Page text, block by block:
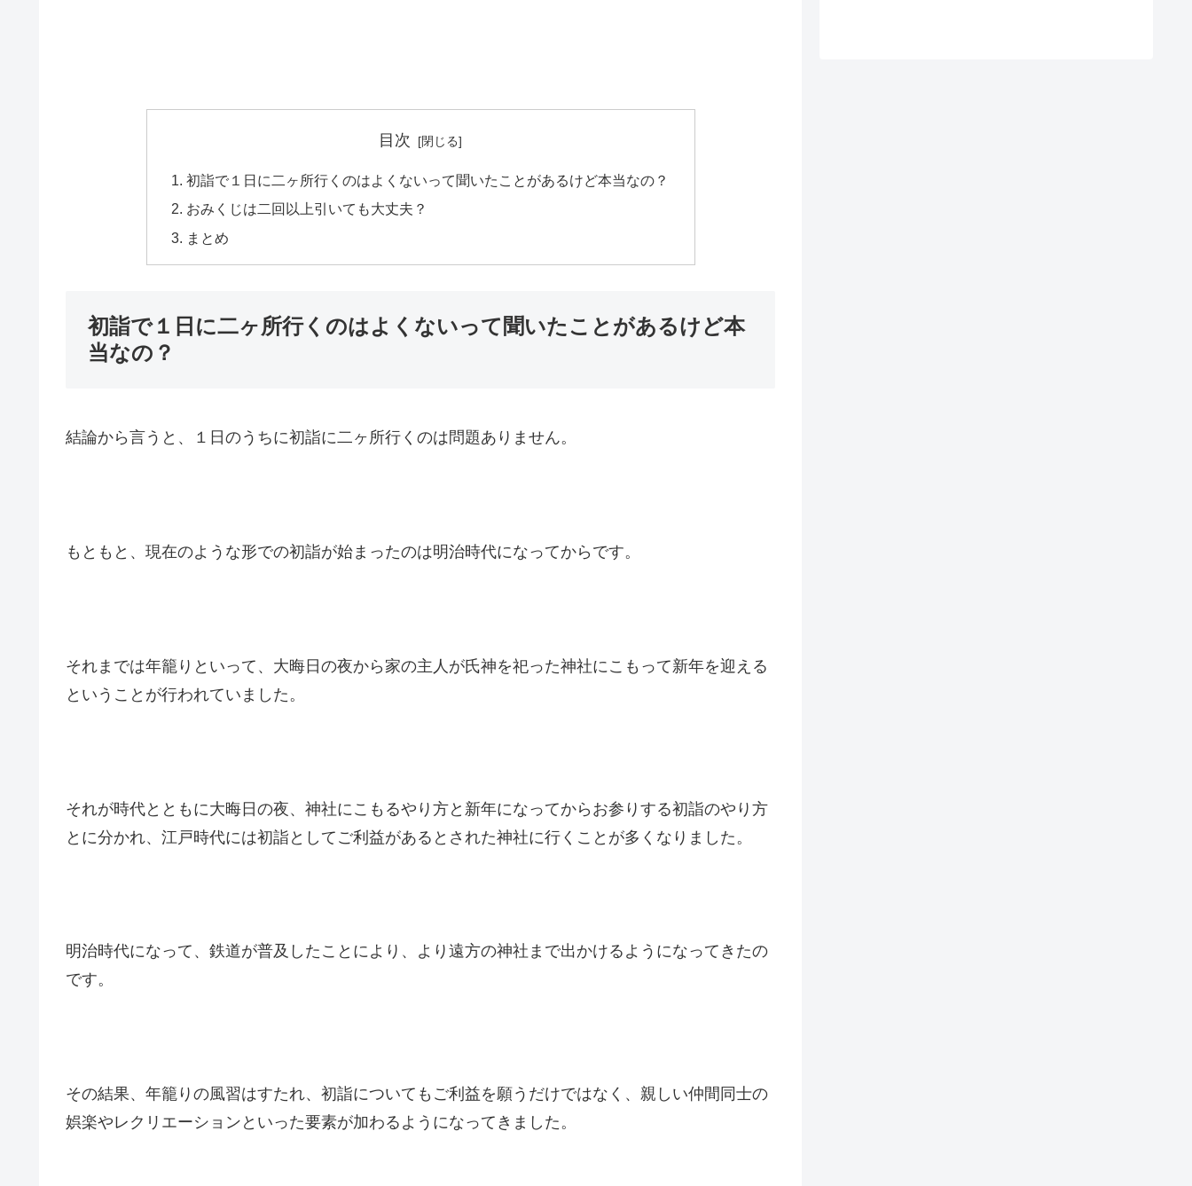
目次
初詣で１日に二ヶ所行くのはよくないって聞いたことがあるけど本当なの？
おみくじは二回以上引いても大丈夫？
まとめ
初詣で１日に二ヶ所行くのはよくないって聞いたことがあるけど本
当なの？
結論から言うと、１日のうちに初詣に二ヶ所行くのは問題ありません。
もともと、現在のような形での初詣が始まったのは明治時代になってからです。
それまでは年籠りといって、大晦日の夜から家の主人が氏神を祀った神社にこもって新年を迎える
ということが行われていました。
それが時代とともに大晦日の夜、神社にこもるやり方と新年になってからお参りする初詣のやり方
とに分かれ、江戸時代には初詣としてご利益があるとされた神社に行くことが多くなりました。
明治時代になって、鉄道が普及したことにより、より遠方の神社まで出かけるようになってきたの
です。
その結果、年籠りの風習はすたれ、初詣についてもご利益を願うだけではなく、親しい仲間同士の
娯楽やレクリエーションといった要素が加わるようになってきました。